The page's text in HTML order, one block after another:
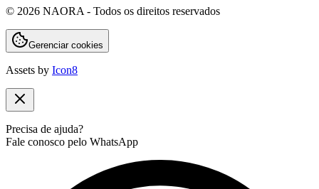
© 2026 NAORA - Todos os direitos reservados
Gerenciar cookies
Assets by Icon8
Precisa de ajuda?
Fale conosco pelo WhatsApp